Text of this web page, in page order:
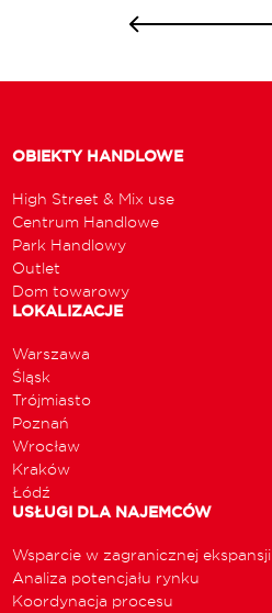
OBIEKTY HANDLOWE
High Street & Mix use
Centrum Handlowe
Park Handlowy
Outlet
Dom towarowy
LOKALIZACJE
Warszawa
Śląsk
Trójmiasto
Poznań
Wrocław
Kraków
Łódź
USŁUGI DLA NAJEMCÓW
Wsparcie w zagranicznej ekspansji
Analiza potencjału rynku
Koordynacja procesu